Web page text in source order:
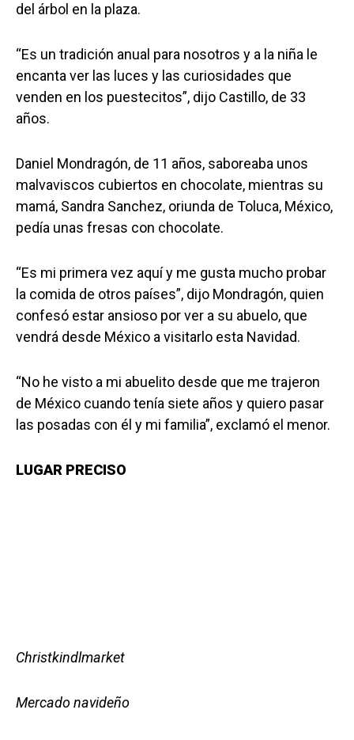
del árbol en la plaza.
“Es un tradición anual para nosotros y a la niña le
encanta ver las luces y las curiosidades que
venden en los puestecitos”, dijo Castillo, de 33
años.
Daniel Mondragón, de 11 años, saboreaba unos
malvaviscos cubiertos en chocolate, mientras su
mamá, Sandra Sanchez, oriunda de Toluca, México,
pedía unas fresas con chocolate.
“Es mi primera vez aquí y me gusta mucho probar
la comida de otros países”, dijo Mondragón, quien
confesó estar ansioso por ver a su abuelo, que
vendrá desde México a visitarlo esta Navidad.
“No he visto a mi abuelito desde que me trajeron
de México cuando tenía siete años y quiero pasar
las posadas con él y mi familia”, exclamó el menor.
LUGAR PRECISO
Christkindlmarket
Mercado navideño